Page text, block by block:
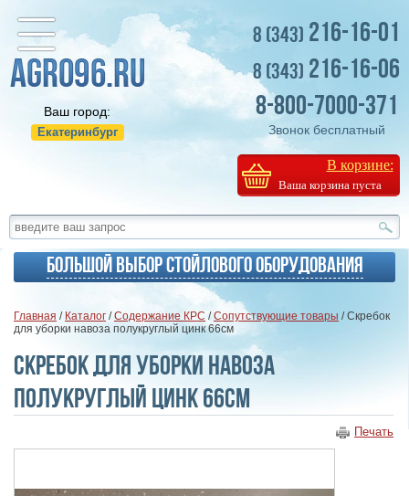
Ваш город:
Екатеринбург
8 (343) 216-16-01
8 (343) 216-16-06
8-800-7000-371
Звонок бесплатный
В корзине:
Ваша корзина пуста
Большой выбор стойлового оборудования
Главная / Каталог /Содержание КРС /Сопутствующие товары / Скребок
для уборки навоза полукруглый цинк 66см
Скребок для уборки навоза
полукруглый цинк 66см
Печать